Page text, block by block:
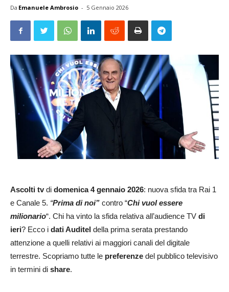
Da Emanuele Ambrosio - 5 Gennaio 2026
Ascolti tvdi domenica 4 gennaio 2026: nuova sfida tra Rai 1
e Canale 5. “Prima di noi” contro “Chi vuol essere
milionario“. Chi ha vinto la sfida relativa all’audience TV di
ieri? Ecco i dati Auditel della prima serata prestando
attenzione a quelli relativi ai maggiori canali del digitale
terrestre. Scopriamo tutte le preferenze del pubblico televisivo
in termini di share.